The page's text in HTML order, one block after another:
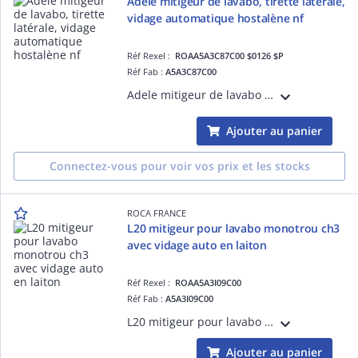
vidage automatique hostalène nf
Réf Rexel : ROAA5A3C87C00 $0126 $P
Réf Fab :A5A3C87C00
Adele mitigeur de lavabo monotrou avec tirette latérale avec vidage automatique hostalène
Ajouter au panier
Connectez-vous pour voir vos prix et les stocks
ROCA FRANCE
L20 mitigeur pour lavabo monotrou ch3
avec vidage auto en laiton
Réf Rexel : ROAA5A3I09C00
Réf Fab :A5A3I09C00
L20 mitigeur pour lavabo monotrou ch3 avec vidage automatique en laiton
Ajouter au panier